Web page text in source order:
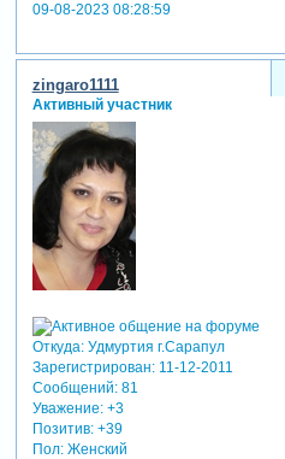
09-08-2023 08:28:59
zingaro1111
Активный участник
Откуда:Удмуртия г.Сарапул
Зарегистрирован: 11-12-2011
Сообщений:81
Уважение: +3
Позитив: +39
Пол:Женский